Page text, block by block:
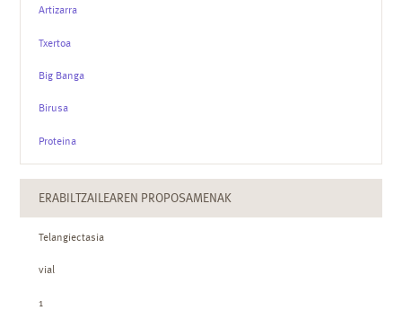
Artizarra
Txertoa
Big Banga
Birusa
Proteina
ERABILTZAILEAREN PROPOSAMENAK
Telangiectasia
vial
1